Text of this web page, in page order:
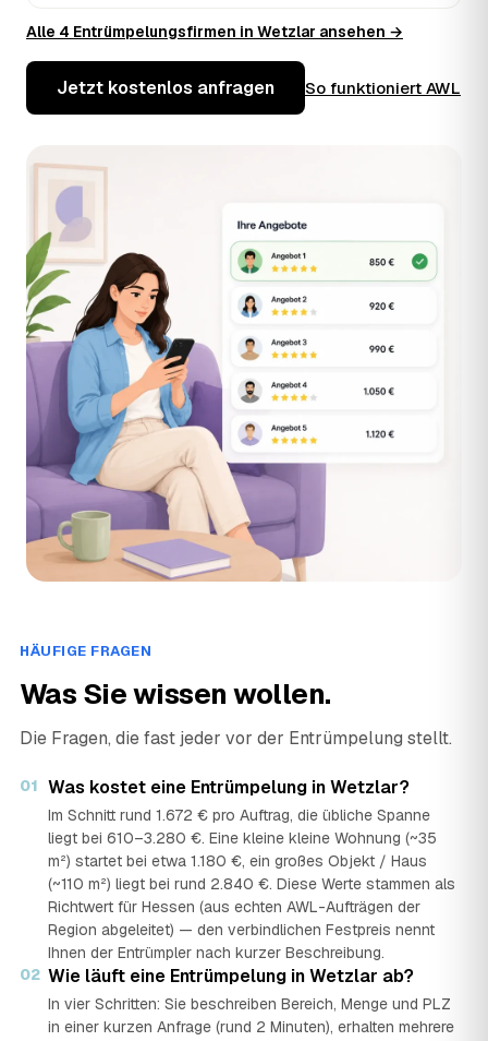
Alle 4 Entrümpelungsfirmen in Wetzlar ansehen →
Jetzt kostenlos anfragen So funktioniert AWL
HÄUFIGE FRAGEN
Was Sie wissen wollen.
Die Fragen, die fast jeder vor der Entrümpelung stellt.
01 Was kostet eine Entrümpelung in Wetzlar?
Im Schnitt rund 1.672 € pro Auftrag, die übliche Spanne
liegt bei 610–3.280 €. Eine kleine kleine Wohnung (~35
m²) startet bei etwa 1.180 €, ein großes Objekt / Haus
(~110 m²) liegt bei rund 2.840 €. Diese Werte stammen als
Richtwert für Hessen (aus echten AWL-Aufträgen der
Region abgeleitet) — den verbindlichen Festpreis nennt
Ihnen der Entrümpler nach kurzer Beschreibung.
02 Wie läuft eine Entrümpelung in Wetzlar ab?
In vier Schritten: Sie beschreiben Bereich, Menge und PLZ
in einer kurzen Anfrage (rund 2 Minuten), erhalten mehrere